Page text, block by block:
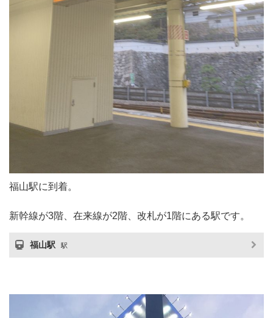
福山駅に到着。
新幹線が3階、在来線が2階、改札が1階にある駅です。
福山駅 駅